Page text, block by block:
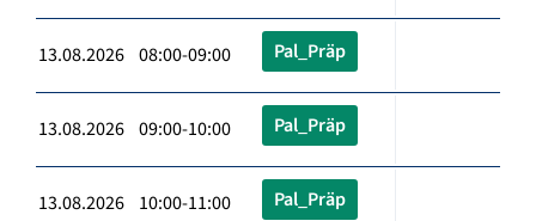
13.08.2026 08:00-09:00 Pal_Präp
13.08.2026 09:00-10:00 Pal_Präp
13.08.2026 10:00-11:00 Pal_Präp